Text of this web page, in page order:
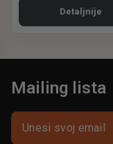
Detaljnije
Mailing lista